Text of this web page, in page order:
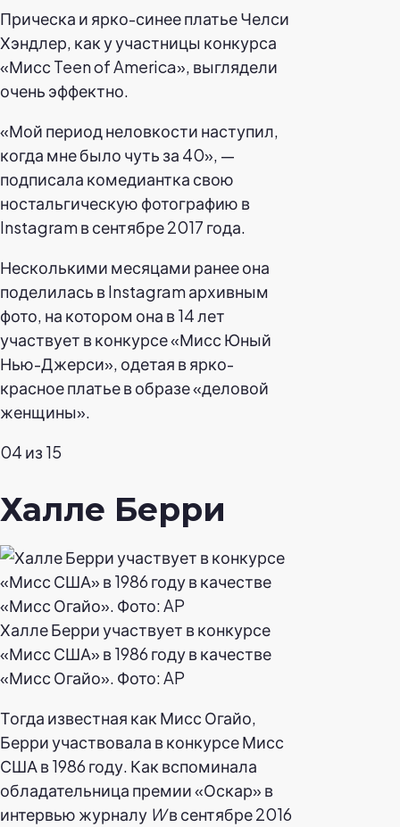
Прическа и ярко-синее платье Челси
Хэндлер, как у участницы конкурса
«Мисс Teen of America», выглядели
очень эффектно.
«Мой период неловкости наступил,
когда мне было чуть за 40», —
подписала комедиантка свою
ностальгическую фотографию в
Instagram в сентябре 2017 года.
Несколькими месяцами ранее она
поделилась в Instagram архивным
фото, на котором она в 14 лет
участвует в конкурсе «Мисс Юный
Нью-Джерси», одетая в ярко-
красное платье в образе «деловой
женщины».
04 из 15
Халле Берри
Халле Берри участвует в конкурсе
«Мисс США» в 1986 году в качестве
«Мисс Огайо». Фото: AP
Тогда известная как Мисс Огайо,
Берри участвовала в конкурсе Мисс
США в 1986 году. Как вспоминала
обладательница премии «Оскар» в
интервью журналу Wв сентябре 2016